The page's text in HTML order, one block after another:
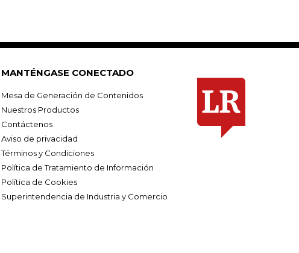
MANTÉNGASE CONECTADO
Mesa de Generación de Contenidos
Nuestros Productos
Contáctenos
Aviso de privacidad
Términos y Condiciones
Política de Tratamiento de Información
Política de Cookies
Superintendencia de Industria y Comercio